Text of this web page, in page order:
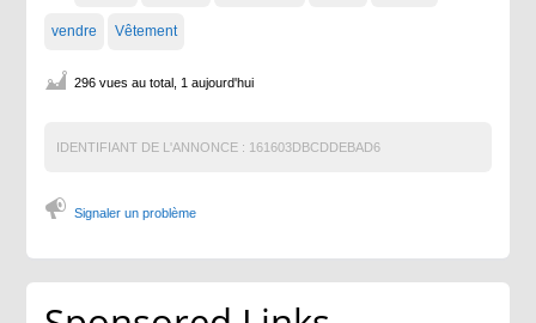
vendre Vêtement
296 vues au total, 1 aujourd'hui
IDENTIFIANT DE L'ANNONCE : 161603DBCDDEBAD6
Signaler un problème